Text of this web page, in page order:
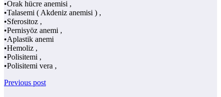
•Orak hücre anemisi ,
•Talasemi ( Akdeniz anemisi ) ,
•Sferositoz ,
•Pernisyöz anemi ,
•Aplastik anemi
•Hemoliz ,
•Polisitemi ,
•Polisitemi vera ,
Previous post